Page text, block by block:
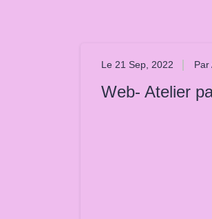
Le 21 Sep, 2022 Par
Web- Atelier